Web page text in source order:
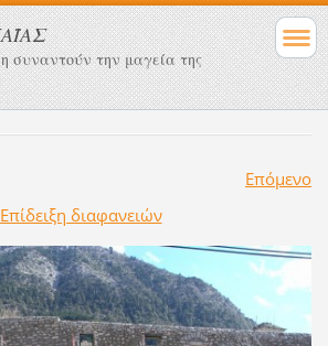
συναντούν την μαγεία της
Επόμενο
Επίδειξη διαφανειών